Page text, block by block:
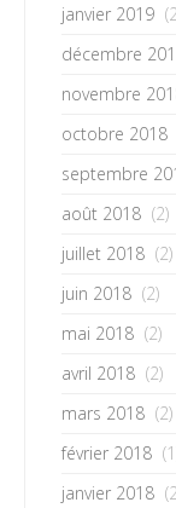
janvier 2019
décembre
novembre
octobre 2018
septembre
août 2018 (2)
juillet 2018 (2)
juin 2018 (2)
mai 2018 (2)
avril 2018 (2)
mars 2018 (2)
février 2018
janvier 2018